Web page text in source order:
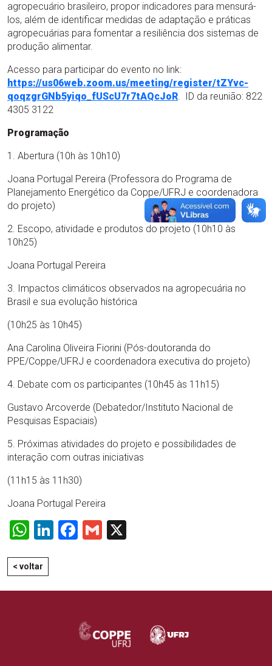
agropecuário brasileiro, propor indicadores para mensurá-
los, além de identificar medidas de adaptação e práticas
agropecuárias para fomentar a resiliência dos sistemas de
produção alimentar.
Acesso para participar do evento no link:
https://us06web.zoom.us/meeting/register/tZYvc-
qoqzgrGNb5yiqo_fUScU7r7tAQcJoR. ID da reunião: 822
4305 3122
Programação
1. Abertura (10h às 10h10)
Joana Portugal Pereira (Professora do Programa de
Planejamento Energético da Coppe/UFRJ e coordenadora
do projeto)
2. Escopo, atividade e produtos do projeto (10h10 às
10h25)
Joana Portugal Pereira
3. Impactos climáticos observados na agropecuária no
Brasil e sua evolução histórica
(10h25 às 10h45)
Ana Carolina Oliveira Fiorini (Pós-doutoranda do
PPE/Coppe/UFRJ e coordenadora executiva do projeto)
4. Debate com os participantes (10h45 às 11h15)
Gustavo Arcoverde (Debatedor/Instituto Nacional de
Pesquisas Espaciais)
5. Próximas atividades do projeto e possibilidades de
interação com outras iniciativas
(11h15 às 11h30)
Joana Portugal Pereira
WhatsApp
LinkedIn
Facebook
Gmail
< voltar